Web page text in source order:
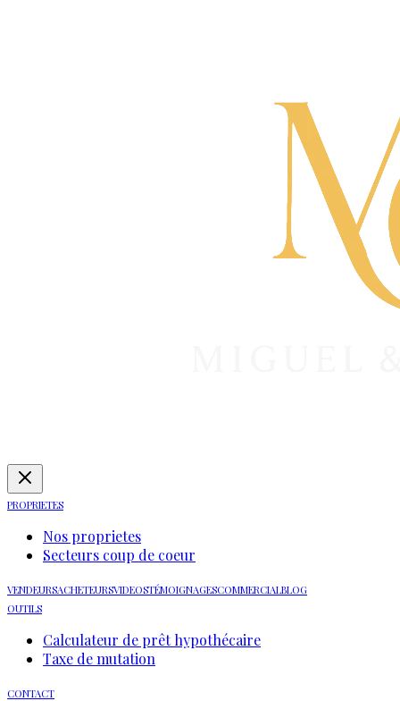
PROPRIETES
Nos proprietes
Secteurs coup de coeur
VENDEURSACHETEURSVIDEOSTÉMOIGNAGESCOMMERCIALBLOG
OUTILS
Calculateur de prêt hypothécaire
Taxe de mutation
CONTACT